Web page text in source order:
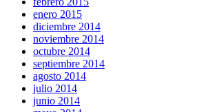
enero 2015
diciembre 2014
noviembre 2014
octubre 2014
septiembre 2014
agosto 2014
julio 2014
junio 2014